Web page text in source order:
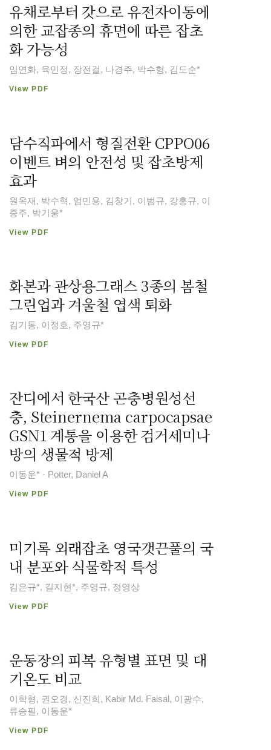
유채로부터 갓으로 유전자이동에
의한 교잡종의 휴면에 따른 잡초
화 가능성
임연화, 육민정, 장전걸, 나경주, 박수형, 김도순*
View PDF
담수직파에서 형질전환 CPPO06
이벤트 벼의 안전성 및 잡초방제
효과
원옥재, 박수혁, 엄민용, 김창기, 이범규, 강홍규, 이
증주, 박기웅*
View PDF
화본과 관상용그래스 3종의 봄철
그린업과 겨울철 엽색 퇴화
김기동, 이정호, 주영규*
View PDF
잔디에서 한국산 곤충병원성선
충, Steinernema carpocapsae
GSN1 계통을 이용한 검거세미나
방의 생물적 방제
이동운* · Potter, Daniel A
View PDF
미기록 외래잡초 영국갯끈풀의 국
내 분포와 식물학적 특성
김은규*, 길지현*, 주영규, 정영상
View PDF
운동장의 피복 유형별 표면 및 대
기온도 비교
이학형, 권오경, 신진희, Kabir Md. Faisal, 이광수,
류승필, 이동운*
View PDF